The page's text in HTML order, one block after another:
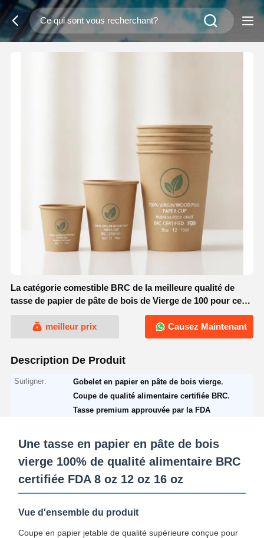
La catégorie comestible BRC de la meilleure qualité de
tasse de papier de pâte de bois de Vierge de 100 pour cent
meilleur prix
Causez Maintenant
Description De Produit
Surligner: Gobelet en papier en pâte de bois vierge
Coupe de qualité alimentaire certifiée BRC
Tasse premium approuvée par la FDA
Une tasse en papier en pâte de bois
vierge 100% de qualité alimentaire BRC
certifiée FDA 8 oz 12 oz 16 oz
Vue d'ensemble du produit
Coupe en papier jetable de qualité supérieure conçue pour